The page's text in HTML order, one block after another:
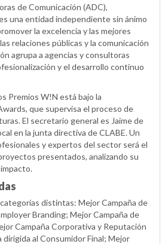
de Comunicación (ADC),
una entidad independiente sin ánimo
la excelencia y las mejores
relaciones públicas y la comunicación
agrupa a agencias y consultoras
y el desarrollo continuo
Premios W!N está bajo la
que supervisa el proceso de
El secretario general es Jaime de
en la junta directiva de CLABE. Un
y expertos del sector será el
presentados, analizando su
distintas: Mejor Campaña de
Branding; Mejor Campaña de
Campaña Corporativa y Reputación
dirigida al Consumidor Final; Mejor